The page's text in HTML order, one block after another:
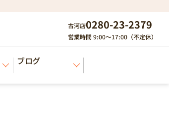
古河店0280-23-2379
営業時間 9:00～17:00（不定休）
ブログ